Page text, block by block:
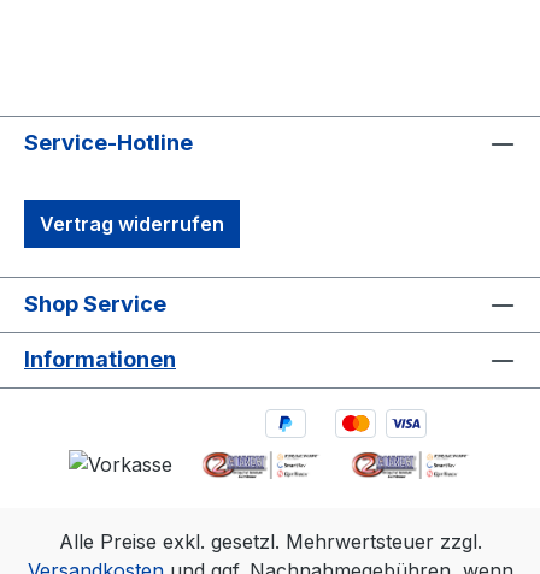
Service-Hotline
Vertrag widerrufen
Shop Service
Informationen
Alle Preise exkl. gesetzl. Mehrwertsteuer zzgl.